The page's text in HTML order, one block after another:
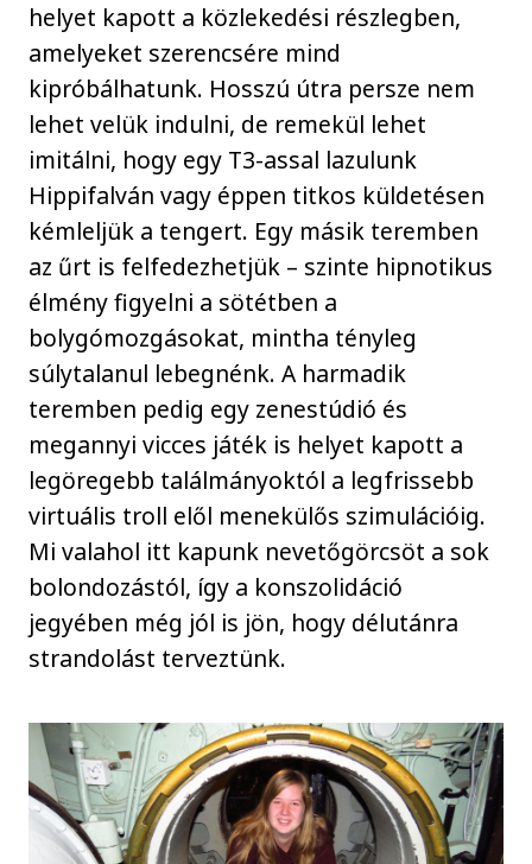
helyet kapott a közlekedési részlegben,
amelyeket szerencsére mind
kipróbálhatunk. Hosszú útra persze nem
lehet velük indulni, de remekül lehet
imitálni, hogy egy T3-assal lazulunk
Hippifalván vagy éppen titkos küldetésen
kémleljük a tengert. Egy másik teremben
az űrt is felfedezhetjük – szinte hipnotikus
élmény figyelni a sötétben a
bolygómozgásokat, mintha tényleg
súlytalanul lebegnénk. A harmadik
teremben pedig egy zenestúdió és
megannyi vicces játék is helyet kapott a
legöregebb találmányoktól a legfrissebb
virtuális troll elől menekülős szimulációig.
Mi valahol itt kapunk nevetőgörcsöt a sok
bolondozástól, így a konszolidáció
jegyében még jól is jön, hogy délutánra
strandolást terveztünk.